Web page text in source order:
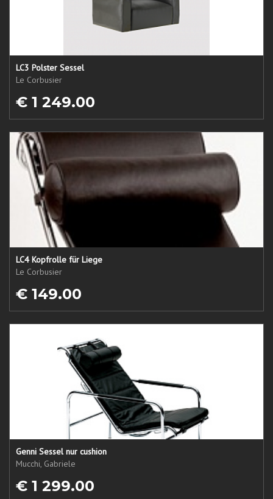
LC3 Polster Sessel
Le Corbusier
€ 1 249.00
LC4 Kopfrolle für Liege
Le Corbusier
€ 149.00
Genni Sessel nur cushion
Mucchi, Gabriele
€ 1 299.00